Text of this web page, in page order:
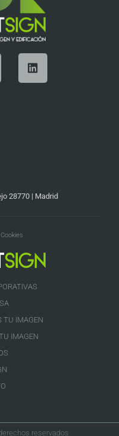
28770 | Madrid
TU IMAGEN
IMAGEN
reservados